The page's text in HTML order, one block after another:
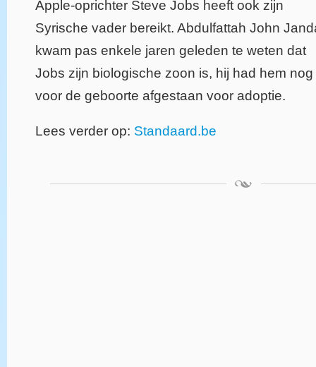
Apple-oprichter Steve Jobs heeft ook zijn
Syrische vader bereikt. Abdulfattah John
kwam pas enkele jaren geleden te weten dat
Jobs zijn biologische zoon is, hij had hem nog
voor de geboorte afgestaan voor adoptie.
Lees verder op: Standaard.be